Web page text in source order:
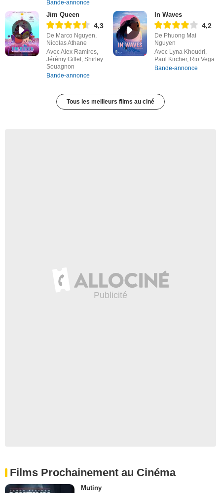
Bande-annonce
Jim Queen
4,3
De Marco Nguyen,
Nicolas Athane
Avec Alex Ramires,
Jérémy Gillet, Shirley
Souagnon
Bande-annonce
In Waves
4,2
De Phuong Mai
Nguyen
Avec Lyna Khoudri,
Paul Kircher, Rio Vega
Bande-annonce
Tous les meilleurs films au ciné
Films Prochainement au Cinéma
Mutiny